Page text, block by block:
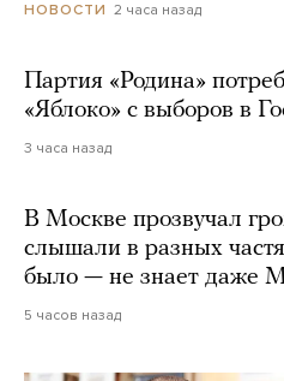
НОВОСТИ 2 часа назад
Партия «Родина»
«Яблоко» с выборов в
3 часа назад
В Москве прозвучал
слышали в разных
было — не знает даже
5 часов назад